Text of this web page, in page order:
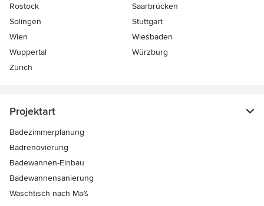
Rostock
Saarbrücken
Solingen
Stuttgart
Wien
Wiesbaden
Wuppertal
Würzburg
Zürich
Projektart
Badezimmerplanung
Badrenovierung
Badewannen-Einbau
Badewannensanierung
Waschtisch nach Maß